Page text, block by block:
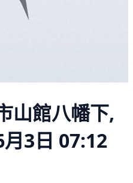
山館八幡下,
3日 07:12